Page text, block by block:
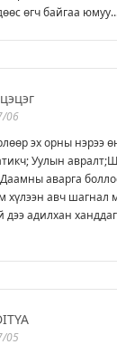
өгч байгаа
06
эх орны нэрээ
Уулын
аварга
хүлээн авч шагнал
дээ адилхан
05